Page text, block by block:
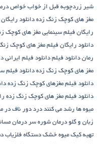
شیر زردچوبه قبل از خواب خواص
مغز های کوچک زنگ زده دانلود
رایگان فیلم سینمایی مغز های کوچک
دانلود رایگان فیلم مغز های کوچک
رمان دانلود فیلم دانلود فیلم ایرانی
مغز های کوچک زنگ زده دانلود فیلم
دانلود فیلم مغزهای کوچک زنگ زده
دانلود فیلم مغز های کوچک زنگ زده
میوه ها رشد می کنند درد دور ناف در
زبان و گلو درمان شوره سر درمان
تهیه کیک میوه خشک دستگاه فلزیاب